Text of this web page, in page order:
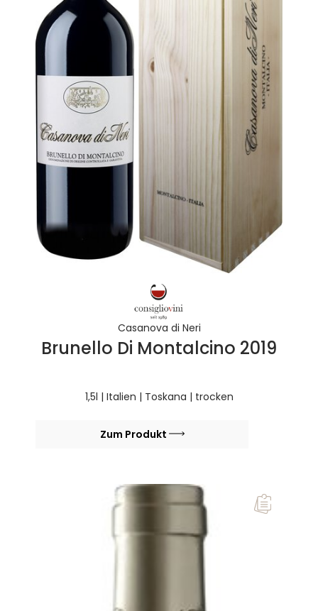
Casanova di Neri
Brunello Di Montalcino 2019
1,5l | Italien | Toskana | trocken
Zum Produkt